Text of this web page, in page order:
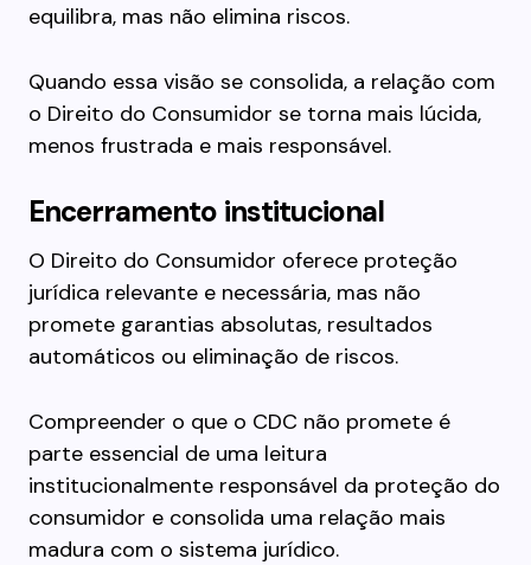
equilibra, mas não elimina riscos.
Quando essa visão se consolida, a relação com
o Direito do Consumidor se torna mais lúcida,
menos frustrada e mais responsável.
Encerramento institucional
O Direito do Consumidor oferece proteção
jurídica relevante e necessária, mas não
promete garantias absolutas, resultados
automáticos ou eliminação de riscos.
Compreender o que o CDC não promete é
parte essencial de uma leitura
institucionalmente responsável da proteção do
consumidor e consolida uma relação mais
madura com o sistema jurídico.